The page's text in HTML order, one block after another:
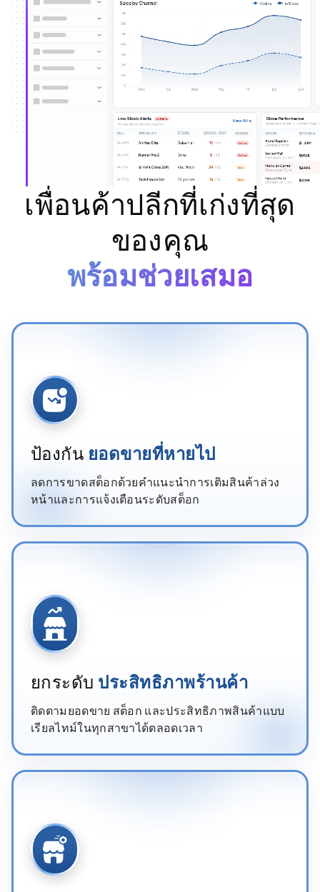
เพื่อนค้าปลีกที่เก่งที่สุด
ของคุณ
พร้อมช่วยเสมอ
ป้องกัน ยอดขายที่หายไป
ลดการขาดสต็อกด้วยคำแนะนำการเติมสินค้าล่วง
หน้าและการแจ้งเตือนระดับสต็อก
ยกระดับ ประสิทธิภาพร้านค้า
ติดตามยอดขาย สต็อก และประสิทธิภาพสินค้าแบบ
เรียลไทม์ในทุกสาขาได้ตลอดเวลา